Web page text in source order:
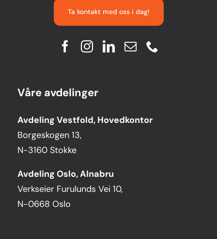
Ta kontakt med oss i dag!
Våre avdelinger
Avdeling Vestfold, Hovedkontor
Borgeskogen 13,
N-3160 Stokke
Avdeling Oslo, Alnabru
Verkseier Furulunds Vei 10,
N-0668 Oslo